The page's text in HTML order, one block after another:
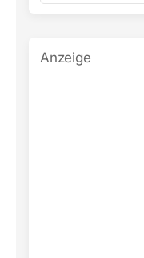
Anzeige